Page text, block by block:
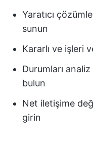
Yaratıcı
sunun
Kararlı ve işleri
Durumları
bulun
Net iletişime
girin